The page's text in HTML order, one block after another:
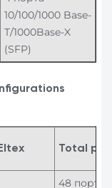
10/100/1000 Base-
T/1000Base-X
(SFP)
Eltex Total
48 портов